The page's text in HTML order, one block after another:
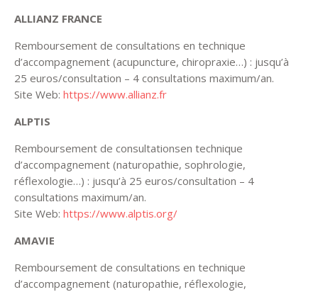
ALLIANZ FRANCE
Remboursement de consultations en technique
d’accompagnement (acupuncture, chiropraxie…) : jusqu’à
25 euros/consultation – 4 consultations maximum/an.
Site Web: https://www.allianz.fr
ALPTIS
Remboursement de consultationsen technique
d’accompagnement (naturopathie, sophrologie,
réflexologie…) : jusqu’à 25 euros/consultation – 4
consultations maximum/an.
Site Web: https://www.alptis.org/
AMAVIE
Remboursement de consultations en technique
d’accompagnement (naturopathie, réflexologie,